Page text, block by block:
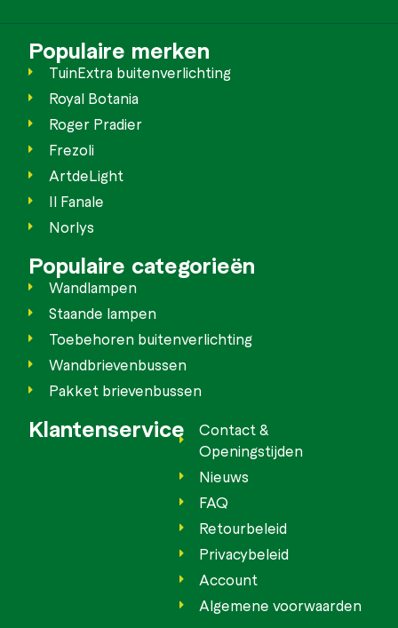
Populaire merken
TuinExtra buitenverlichting
Royal Botania
Roger Pradier
Frezoli
ArtdeLight
Il Fanale
Norlys
Populaire categorieën
Wandlampen
Staande lampen
Toebehoren buitenverlichting
Wandbrievenbussen
Pakket brievenbussen
Klantenservice
Contact &
Openingstijden
Nieuws
FAQ
Retourbeleid
Privacybeleid
Account
Algemene voorwaarden